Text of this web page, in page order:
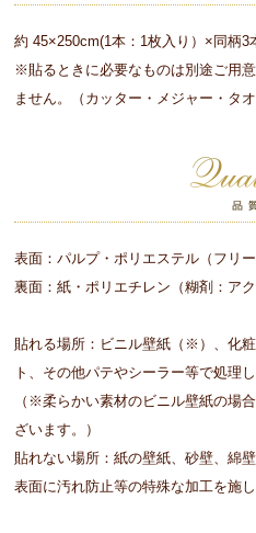
約 45×250cm(1本：1枚入り）×同柄3
※貼るときに必要なものは別途ご用
ません。（カッター・メジャー・タ
表面：パルプ・ポリエステル（フリー
裏面：紙・ポリエチレン（糊剤：アク
貼れる場所：ビニル壁紙（※）、化
ト、その他パテやシーラー等で処理
（※柔らかい素材のビニル壁紙の場
ざいます。）
貼れない場所：紙の壁紙、砂壁、綿
表面に汚れ防止等の特殊な加工を施